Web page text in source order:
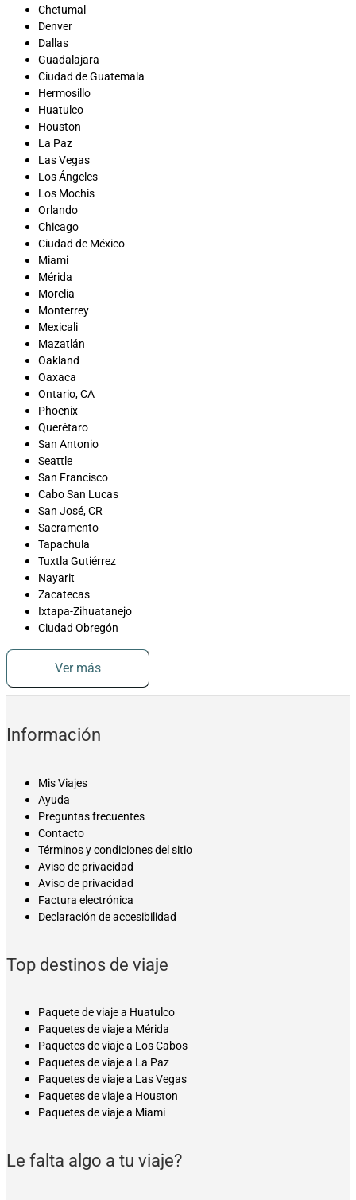
Chetumal
Denver
Dallas
Guadalajara
Ciudad de Guatemala
Hermosillo
Huatulco
Houston
La Paz
Las Vegas
Los Ángeles
Los Mochis
Orlando
Chicago
Ciudad de México
Miami
Mérida
Morelia
Monterrey
Mexicali
Mazatlán
Oakland
Oaxaca
Ontario, CA
Phoenix
Querétaro
San Antonio
Seattle
San Francisco
Cabo San Lucas
San José, CR
Sacramento
Tapachula
Tuxtla Gutiérrez
Nayarit
Zacatecas
Ixtapa-Zihuatanejo
Ciudad Obregón
Ver más
Información
Mis Viajes
Ayuda
Preguntas frecuentes
Contacto
Términos y condiciones del sitio
Aviso de privacidad
Aviso de privacidad
Factura electrónica
Declaración de accesibilidad
Top destinos de viaje
Paquete de viaje a Huatulco
Paquetes de viaje a Mérida
Paquetes de viaje a Los Cabos
Paquetes de viaje a La Paz
Paquetes de viaje a Las Vegas
Paquetes de viaje a Houston
Paquetes de viaje a Miami
Le falta algo a tu viaje?